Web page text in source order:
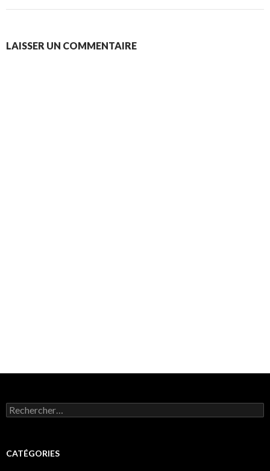
LAISSER UN COMMENTAIRE
Rechercher :
CATÉGORIES